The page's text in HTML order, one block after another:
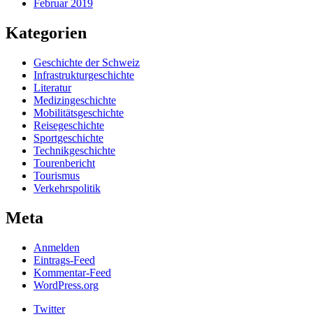
Februar 2019
Kategorien
Geschichte der Schweiz
Infrastrukturgeschichte
Literatur
Medizingeschichte
Mobilitätsgeschichte
Reisegeschichte
Sportgeschichte
Technikgeschichte
Tourenbericht
Tourismus
Verkehrspolitik
Meta
Anmelden
Eintrags-Feed
Kommentar-Feed
WordPress.org
Twitter